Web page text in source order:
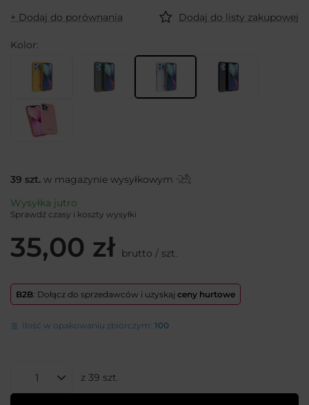
+ Dodaj do porównania Dodaj do listy zakupowej
Kolor
39 szt. w magazynie wysyłkowym
Wysyłka jutro
Sprawdź czasy i koszty wysyłki
35,00 zł brutto / szt.
B2B: Dołącz do sprzedawców i uzyskaj ceny hurtowe
Ilość w opakowaniu zbiorczym:100
z 39 szt.